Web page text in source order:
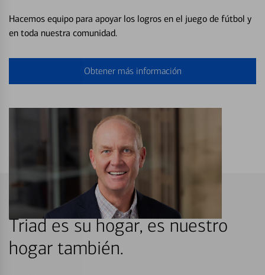
Hacemos equipo para apoyar los logros en el juego de fútbol y
en toda nuestra comunidad.
Obtener más información
Triad es su hogar, es nuestro
hogar también.